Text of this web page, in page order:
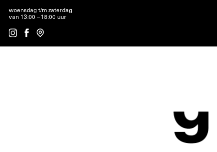
woensdag t/m zaterdag
van 13:00 – 18:00 uur